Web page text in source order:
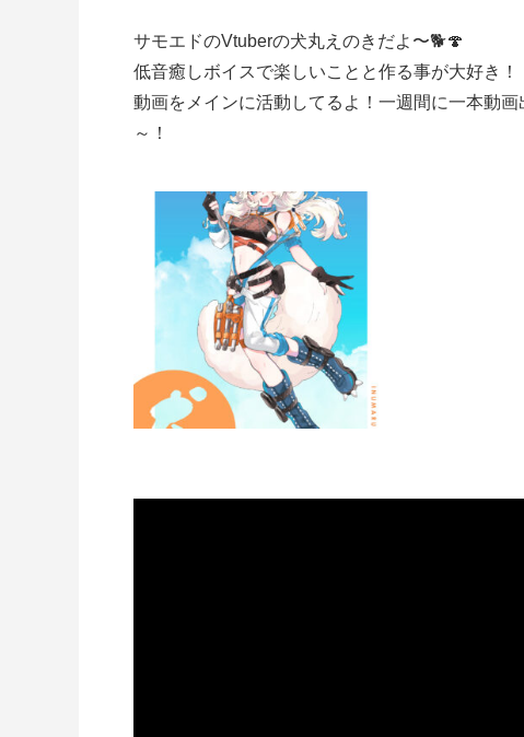
サモエドのVtuberの犬丸えのきだよ〜🐕🍄
低音癒しボイスで楽しいことと作る事が大好き！
動画をメインに活動してるよ！一週間に一本動
～！